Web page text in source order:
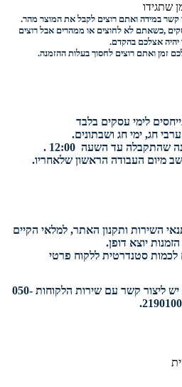
שתגידו
קשר במידה ואתם רוצים לקבל את המוצר מהר.
3 ימי עסקים ,כשאתם לא לחוצים או ממהרים אבל רוצים
אצלכם בהקדם.
לחסוך בעלות ההזמנה.
לימי עסקים בלבד
חג, ימי חג ושבתונים.
עד השעה 12:00 .
השירות ותקנון האתר, למלאי הקיים
יוצא דופן.
לכמות סטנדרטית ללקוח פרטי
במידה והרכישה היא כמותית יש ליצור קשר עם שירות הלקוחות 050-
2190100.